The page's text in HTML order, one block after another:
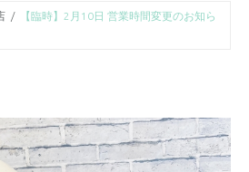
【臨時】2月10日 営業時間変更のお知ら